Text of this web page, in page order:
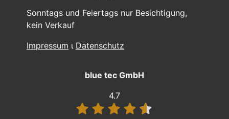
Sonntags und Feiertags nur Besichtigung,
kein Verkauf
Impressum ι Datenschutz
blue tec GmbH
4.7